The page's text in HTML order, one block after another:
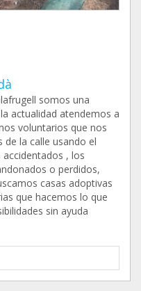
somos una
actualidad atendemos a
voluntarios que nos
la calle usando el
, los
o perdidos,
casas adoptivas
que hacemos lo que
sin ayuda